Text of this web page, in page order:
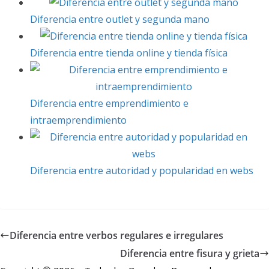
Diferencia entre outlet y segunda mano
Diferencia entre tienda online y tienda física
Diferencia entre emprendimiento e
intraemprendimiento
Diferencia entre autoridad y popularidad en webs
Diferencia entre verbos regulares e irregulares
Diferencia entre fisura y grieta